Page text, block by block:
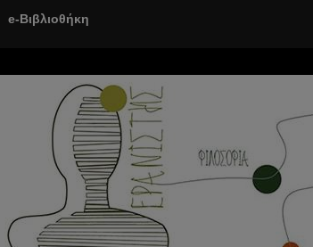
e-Βιβλιοθήκη